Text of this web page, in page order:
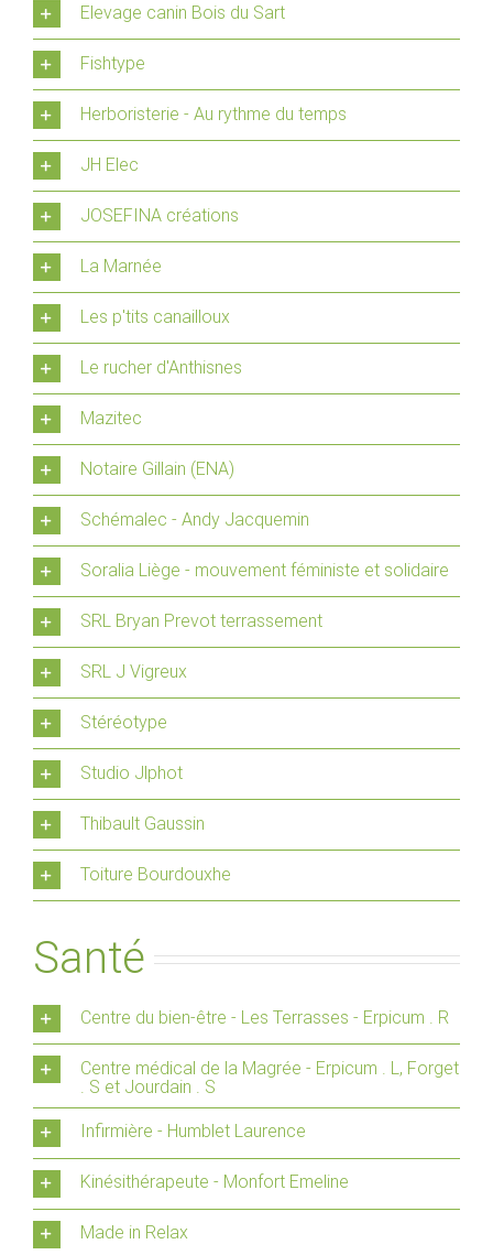
Elevage canin Bois du Sart
Fishtype
Herboristerie - Au rythme du temps
JH Elec
JOSEFINA créations
La Marnée
Les p'tits canailloux
Le rucher d'Anthisnes
Mazitec
Notaire Gillain (ENA)
Schémalec - Andy Jacquemin
Soralia Liège - mouvement féministe et solidaire
SRL Bryan Prevot terrassement
SRL J Vigreux
Stéréotype
Studio Jlphot
Thibault Gaussin
Toiture Bourdouxhe
Santé
Centre du bien-être - Les Terrasses - Erpicum . R
Centre médical de la Magrée - Erpicum . L, Forget
. S et Jourdain . S
Infirmière - Humblet Laurence
Kinésithérapeute - Monfort Emeline
Made in Relax